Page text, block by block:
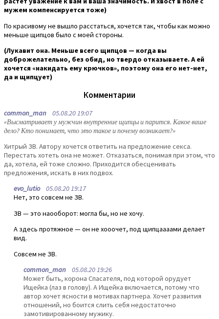
мужем компенсируется тоже)
По красивому не вышло расстаться, хочется так, чтобы как можно
меньше щипцов было с моей стороны.
(Лукавит она. Меньше всего щипцов — когда вы
доброжелательно, без обид, но твердо отказываете. А ей
хочется «накидать ему крючков», поэтому она его нет-нет,
да и щипцует)
Комментарии
common_man 05.08.20 19:07
«Высматривает у мужчин внутренние щипцы и парится. Какое ваше
дело? Кто понимает, что это такое и почему возникает?»
Хитрый ЗВ. Автору хочется ответить на предложение секса.
Перестать хотеть она не может. Отказаться, понимая при этом, что
да, хотела, ей тоже сложно. Приходится обесценивать
предложения, искать в них подвох.
evo_lutio05.08.20 19:17
Нет, это совсем не ЗВ.
ЗВ — это наооборот: могла бы, но не хочу.
А здесь протяжное — он не хооочет, под щипцаааами делает
вид.
Совсем не ЗВ.
common_man 05.08.20 19:26
Может быть, корона Спасателя, под которой орудует
Ищейка (лаз в голову). А Ищейка включается, потому что
автор хочет ясности в мотивах партнера. Хочет развития
отношений, но боится слить себя недостаточно
замотивированному мужику.